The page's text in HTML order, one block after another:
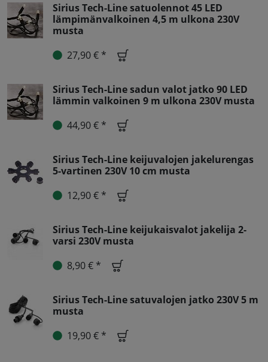
Sirius Tech-Line satuolennot 45 LED
lämpimänvalkoinen 4,5 m ulkona 230V
musta
27,90 € *
Sirius Tech-Line sadun valot jatko 90 LED
lämmin valkoinen 9 m ulkona 230V musta
44,90 € *
Sirius Tech-Line keijuvalojen jakelurengas
5-vartinen 230V 10 cm musta
12,90 € *
Sirius Tech-Line keijukaisvalot jakelija 2-
varsi 230V musta
8,90 € *
Sirius Tech-Line satuvalojen jatko 230V 5 m
musta
19,90 € *